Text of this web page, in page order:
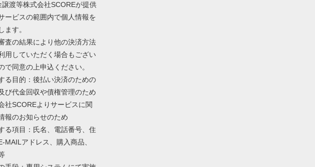
譲渡等株式会社SCOREが提供
ービスの範囲内で個人情報を
ます。
査の結果により他の決済方法
用していただく場合もござい
で同意の上申込ください。
る目的：後払い決済のための
び代金回収や債権管理のため
社SCOREよりサービスに関
報のお知らせのため
る項目：氏名、電話番号、住
MAILアドレス、購入商品、